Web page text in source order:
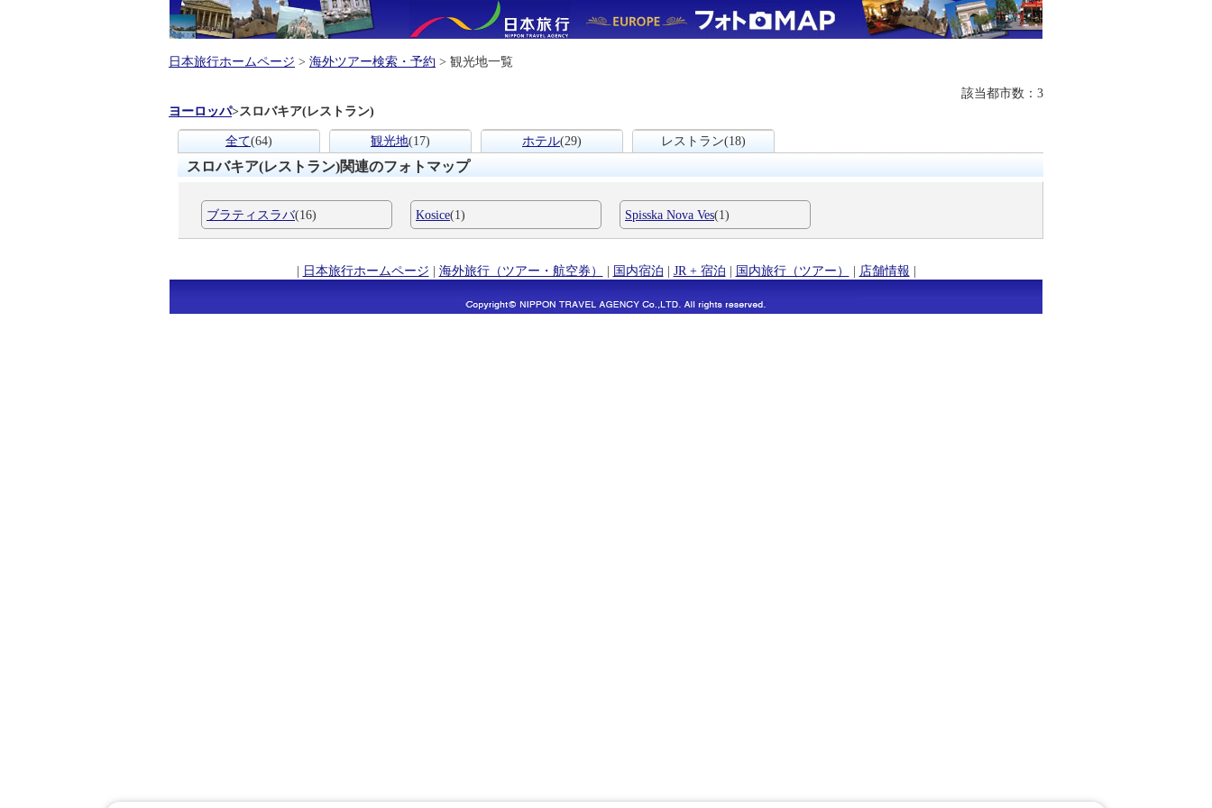
日本旅行ホームページ > 海外ツアー検索・予約 > 観光地一覧
該当都市数：3
ヨーロッパ>スロバキア(レストラン)
全て(64) 観光地(17) ホテル(29) レストラン(18)
スロバキア(レストラン)関連のフォトマップ
ブラティスラバ(16) Kosice(1) Spisska Nova Ves(1)
| 日本旅行ホームページ | 海外旅行（ツアー・航空券） | 国内宿泊 | JR + 宿泊 | 国内旅行（ツアー） | 店舗情報 |